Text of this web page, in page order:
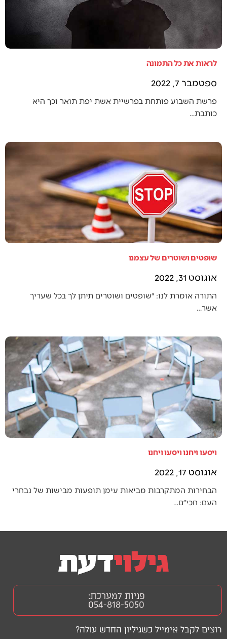
לראות את כל התמונה
ספטמבר 7, 2022
פרשת השבוע פותחת בפרשיית אשת יפת תואר וכך היא
כותבת…
שופטים ושוטרים של עצמנו
אוגוסט 31, 2022
התורה אומרת לנו: ״שופטים ושוטרים תיתן לך בכל שעריך
אשר…
ויסעו ויחנו ויסעו ויחנו
אוגוסט 17, 2022
הבחירות המתקרבות מביאות עימן תופעות מבישות של נבחרי
העם: חכי״ם…
רוצים לקבל אימייל כשגיליון החדש עולה?
פניות למערכת:
054-818-5050